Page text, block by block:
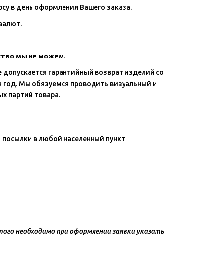
в день оформления Вашего заказа.
мы не можем.
гарантийный возврат изделий со
Мы обязуемся проводить визуальный и
партий товара.
в любой населенный пункт
необходимо при оформлении заявки указать